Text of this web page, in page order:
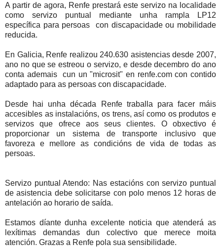
A partir de agora, Renfe prestará este servizo na localidade
como servizo puntual mediante unha rampla LP12
específica para persoas con discapacidade ou mobilidade
reducida.
En Galicia, Renfe realizou 240.630 asistencias desde 2007,
ano no que se estreou o servizo, e desde decembro do ano
conta ademais cun un "microsit" en renfe.com con contido
adaptado para as persoas con discapacidade.
Desde hai unha década Renfe traballa para facer máis
accesibles as instalacións, os trens, así como os produtos e
servizos que ofrece aos seus clientes. O obxectivo é
proporcionar un sistema de transporte inclusivo que
favoreza e mellore as condicións de vida de todas as
persoas.
Servizo puntual Atendo: Nas estacións con servizo puntual
de asistencia debe solicitarse con polo menos 12 horas de
antelación ao horario de saída.
Estamos díante dunha excelente noticia que atenderá as
lexítimas demandas dun colectivo que merece moita
atención. Grazas a Renfe pola sua sensibilidade.